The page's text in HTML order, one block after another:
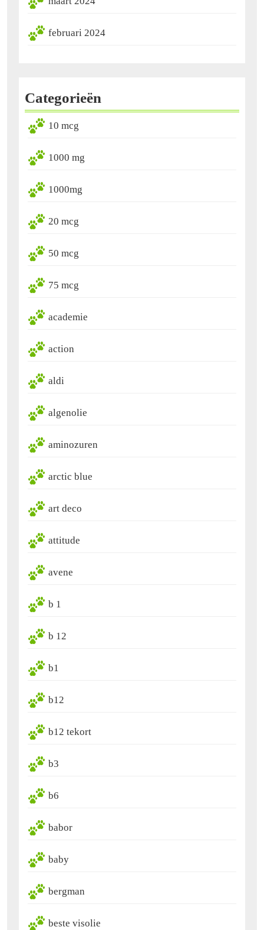
februari 2024
Categorieën
10 mcg
1000 mg
1000mg
20 mcg
50 mcg
75 mcg
academie
action
aldi
algenolie
aminozuren
arctic blue
art deco
attitude
avene
b 1
b 12
b1
b12
b12 tekort
b3
b6
babor
baby
bergman
beste visolie